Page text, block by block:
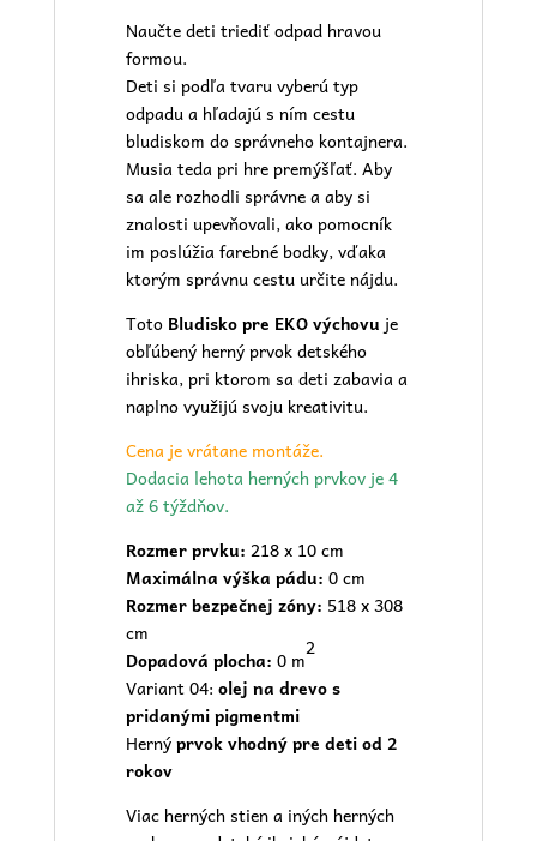
Naučte deti triediť odpad hravou
formou.
Deti si podľa tvaru vyberú typ
odpadu a hľadajú s ním cestu
bludiskom do správneho kontajnera.
Musia teda pri hre premýšľať. Aby
sa ale rozhodli správne a aby si
znalosti upevňovali, ako pomocník
im poslúžia farebné bodky, vďaka
ktorým správnu cestu určite nájdu.
Toto Bludisko pre EKO výchovu je
obľúbený herný prvokdetského
ihriska, pri ktorom sa deti zabavia a
naplno využijú svoju kreativitu.
Cena je vrátane montáže.
Dodacia lehota herných prvkov je 4
až 6 týždňov.
Rozmer prvku: 218 x 10 cm
Maximálna výška pádu: 0 cm
Rozmer bezpečnej zóny: 518 x 308
cm
Dopadová plocha: 0 m
2
Variant 04:olej na drevo s
pridanými pigmentmi
Hernýprvok vhodný pre deti od 2
rokov
Viac herných stien a iných herných